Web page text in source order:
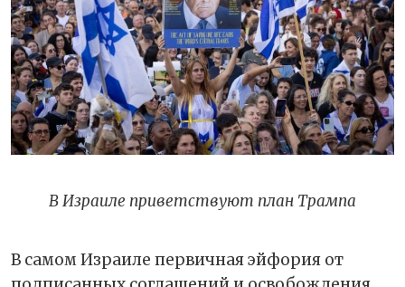
В Израиле приветствуют план Трампа
В самом Израиле первичная эйфория от